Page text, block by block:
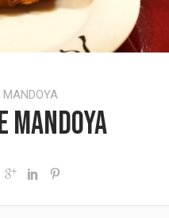
MANDOYA
MANDOYA